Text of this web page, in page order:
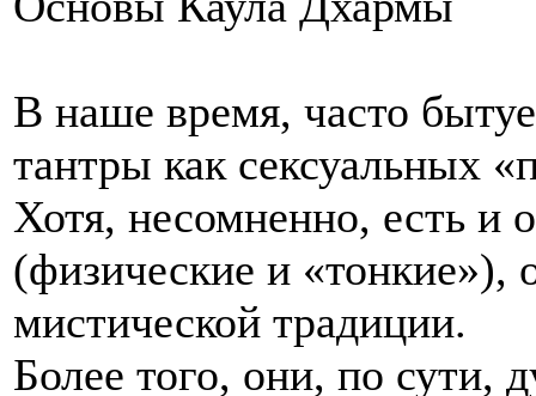
В наше время, часто
тантры как сексуальных
Хотя, несомненно, есть и
(физические и «тонкие»),
мистической традиции.
Более того, они, по сути,